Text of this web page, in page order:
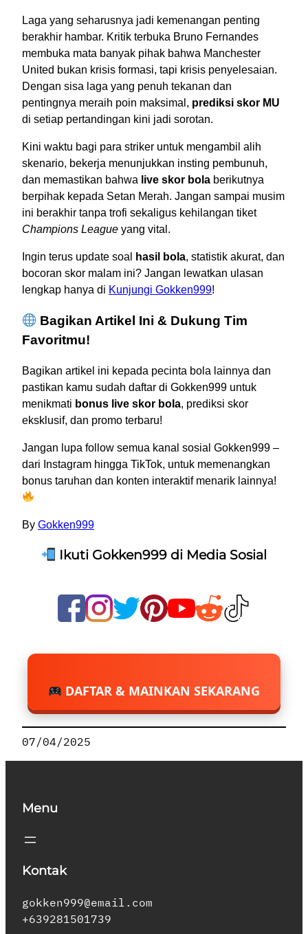
Laga yang seharusnya jadi kemenangan penting
berakhir hambar. Kritik terbuka Bruno Fernandes
membuka mata banyak pihak bahwa Manchester
United bukan krisis formasi, tapi krisis penyelesaian.
Dengan sisa laga yang penuh tekanan dan
pentingnya meraih poin maksimal, prediksi skor MU
di setiap pertandingan kini jadi sorotan.
Kini waktu bagi para striker untuk mengambil alih
skenario, bekerja menunjukkan insting pembunuh,
dan memastikan bahwa live skor bola berikutnya
berpihak kepada Setan Merah. Jangan sampai musim
ini berakhir tanpa trofi sekaligus kehilangan tiket
Champions League yang vital.
Ingin terus update soal hasil bola, statistik akurat, dan
bocoran skor malam ini? Jangan lewatkan ulasan
lengkap hanya di Kunjungi Gokken999!
Bagikan Artikel Ini & Dukung Tim
Favoritmu!
Bagikan artikel ini kepada pecinta bola lainnya dan
pastikan kamu sudah daftar di Gokken999 untuk
menikmati bonus live skor bola, prediksi skor
eksklusif, dan promo terbaru!
Jangan lupa follow semua kanal sosial Gokken999 –
dari Instagram hingga TikTok, untuk memenangkan
bonus taruhan dan konten interaktif menarik lainnya!
By Gokken999
Ikuti Gokken999 di Media Sosial
DAFTAR & MAINKAN SEKARANG
07/04/2025
Menu
Kontak
gokken999@email.com
+639281501739